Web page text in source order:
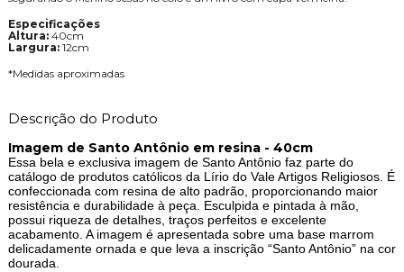
Especificações
Altura:40cm
Largura:12cm
*Medidas aproximadas
Descrição do Produto
Imagem de Santo Antônio em resina - 40cm
Essa bela e exclusiva imagem de Santo Antônio faz parte do
catálogo de produtos católicos da Lírio do Vale Artigos Religiosos. É
confeccionada com resina de alto padrão, proporcionando maior
resistência e durabilidade à peça. Esculpida e pintada à mão,
possui riqueza de detalhes, traços perfeitos e excelente
acabamento. A imagem é apresentada sobre uma base marrom
delicadamente ornada e que leva a inscrição “Santo Antônio” na cor
dourada.